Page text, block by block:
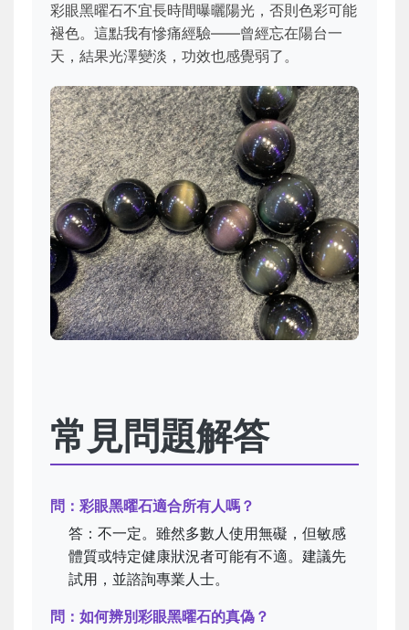
彩眼黑曜石不宜長時間曝曬陽光，否則色彩可能
褪色。這點我有慘痛經驗——曾經忘在陽台一
天，結果光澤變淡，功效也感覺弱了。
常見問題解答
問：彩眼黑曜石適合所有人嗎？
答：不一定。雖然多數人使用無礙，但敏感
體質或特定健康狀況者可能有不適。建議先
試用，並諮詢專業人士。
問：如何辨別彩眼黑曜石的真偽？